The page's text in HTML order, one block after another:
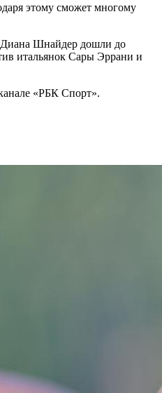
этому сможет многому
Диана Шнайдер дошли до
итальянок Сары Эррани и
«РБК Спорт».